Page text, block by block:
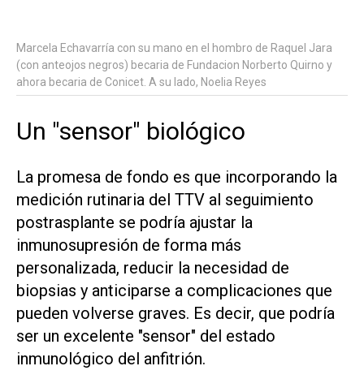
Marcela Echavarría con su mano en el hombro de Raquel Jara
(con anteojos negros) becaria de Fundacion Norberto Quirno y
ahora becaria de Conicet. A su lado, Noelia Reyes
Un "sensor" biológico
La promesa de fondo es que incorporando la
medición rutinaria del TTV al seguimiento
postrasplante se podría ajustar la
inmunosupresión de forma más
personalizada, reducir la necesidad de
biopsias y anticiparse a complicaciones que
pueden volverse graves. Es decir, que podría
ser un excelente "sensor" del estado
inmunológico del anfitrión.